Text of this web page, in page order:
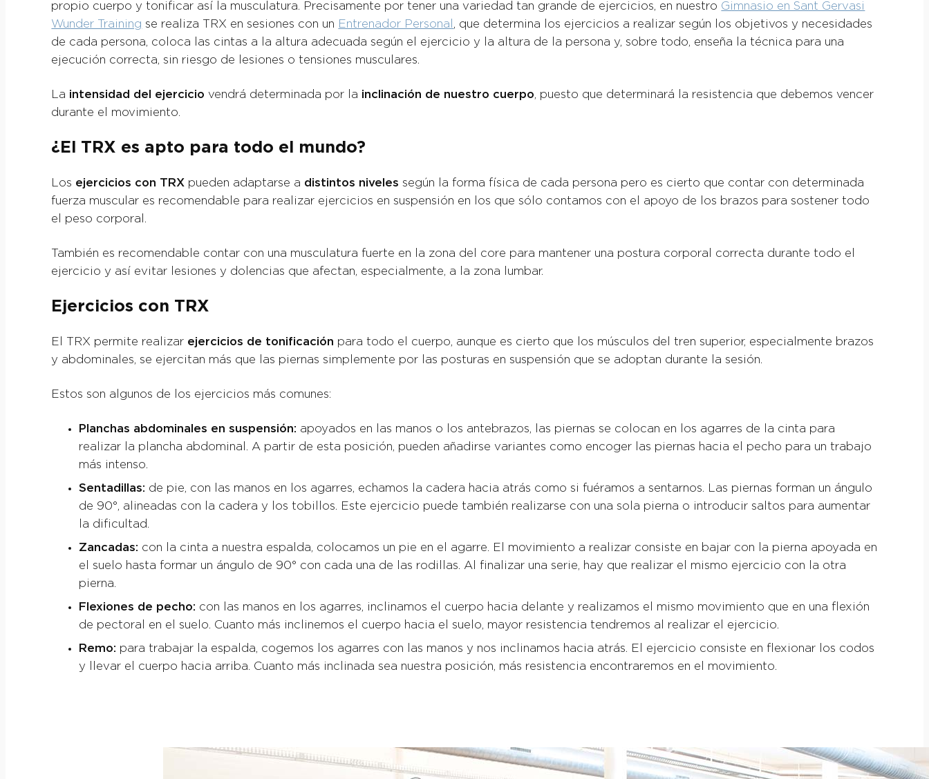
propio cuerpo y tonificar así la musculatura. Precisamente por tener una variedad tan grande de ejercicios, en nuestro Gimnasio en Sant Gervasi
Wunder Training se realiza TRX en sesiones con un Entrenador Personal , que determina los ejercicios a realizar según los objetivos y necesidades
de cada persona, coloca las cintas a la altura adecuada según el ejercicio y la altura de la persona y, sobre todo, enseña la técnica para una
ejecución correcta, sin riesgo de lesiones o tensiones musculares.
La intensidad del ejercicio vendrá determinada por la inclinación de nuestro cuerpo, puesto que determinará la resistencia que debemos vencer
durante el movimiento.
¿El TRX es apto para todo el mundo?
Los ejercicios con TRX pueden adaptarse a distintos niveles según la forma física de cada persona pero es cierto que contar con determinada
fuerza muscular es recomendable para realizar ejercicios en suspensión en los que sólo contamos con el apoyo de los brazos para sostener todo
el peso corporal.
También es recomendable contar con una musculatura fuerte en la zona del core para mantener una postura corporal correcta durante todo el
ejercicio y así evitar lesiones y dolencias que afectan, especialmente, a la zona lumbar.
Ejercicios con TRX
El TRX permite realizar ejercicios de tonificación para todo el cuerpo, aunque es cierto que los músculos del tren superior, especialmente brazos
y abdominales, se ejercitan más que las piernas simplemente por las posturas en suspensión que se adoptan durante la sesión.
Estos son algunos de los ejercicios más comunes:
Planchas abdominales en suspensión: apoyados en las manos o los antebrazos, las piernas se colocan en los agarres de la cinta para
realizar la plancha abdominal. A partir de esta posición, pueden añadirse variantes como encoger las piernas hacia el pecho para un trabajo
más intenso.
Sentadillas: de pie, con las manos en los agarres, echamos la cadera hacia atrás como si fuéramos a sentarnos. Las piernas forman un ángulo
de 90°, alineadas con la cadera y los tobillos. Este ejercicio puede también realizarse con una sola pierna o introducir saltos para aumentar
la dificultad.
Zancadas: con la cinta a nuestra espalda, colocamos un pie en el agarre. El movimiento a realizar consiste en bajar con la pierna apoyada en
el suelo hasta formar un ángulo de 90° con cada una de las rodillas. Al finalizar una serie, hay que realizar el mismo ejercicio con la otra
pierna.
Flexiones de pecho: con las manos en los agarres, inclinamos el cuerpo hacia delante y realizamos el mismo movimiento que en una flexión
de pectoral en el suelo. Cuanto más inclinemos el cuerpo hacia el suelo, mayor resistencia tendremos al realizar el ejercicio.
Remo: para trabajar la espalda, cogemos los agarres con las manos y nos inclinamos hacia atrás. El ejercicio consiste en flexionar los codos
y llevar el cuerpo hacia arriba. Cuanto más inclinada sea nuestra posición, más resistencia encontraremos en el movimiento.